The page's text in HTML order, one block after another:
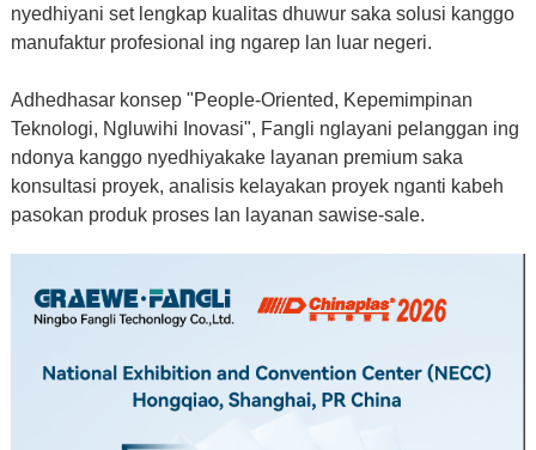
nyedhiyani set lengkap kualitas dhuwur saka solusi kanggo
manufaktur profesional ing ngarep lan luar negeri.
Adhedhasar konsep "People-Oriented, Kepemimpinan
Teknologi, Ngluwihi Inovasi", Fangli nglayani pelanggan ing
ndonya kanggo nyedhiyakake layanan premium saka
konsultasi proyek, analisis kelayakan proyek nganti kabeh
pasokan produk proses lan layanan sawise-sale.